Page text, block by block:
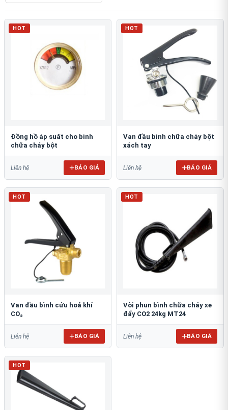
HOT
Đồng hồ áp suất cho bình
chữa cháy bột
Liên hệ BÁO GIÁ
HOT
Van đầu bình chữa cháy bột
xách tay
Liên hệ BÁO GIÁ
HOT
Van đầu bình cứu hoả khí
CO₂
Liên hệ BÁO GIÁ
HOT
Vòi phun bình chữa cháy xe
đẩy CO2 24kg MT24
Liên hệ BÁO GIÁ
HOT